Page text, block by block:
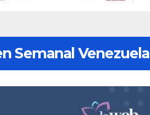
Semanal Venezuela